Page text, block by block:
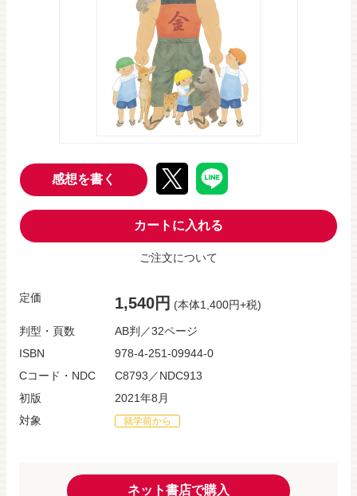
感想を書く
カートに入れる
ご注文について
定価 1,540円 (本体1,400円+税)
判型・頁数
AB判／32ページ
ISBN
978-4-251-09944-0
Cコード・NDC
C8793／NDC913
初版
2021年8月
対象
就学前から
ネット書店で購入